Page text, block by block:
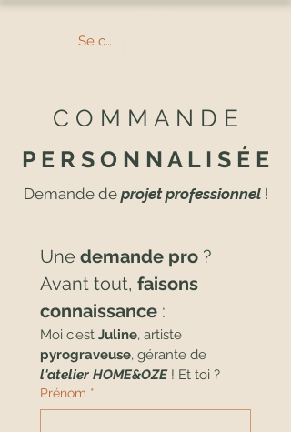
Se connecter
C O M M A N D E
P E R S O N N A L I S É E
Demande de projet professionnel !
Une demande pro ?
Avant tout, faisons
connaissance :
Moi c'est Juline
pyrograveuse
l'atelier HOME&OZE ! Et toi ?
Prénom *